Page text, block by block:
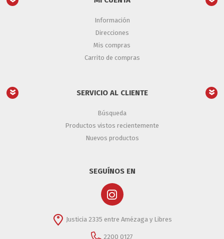
Información
Direcciones
Mis compras
Carrito de compras
SERVICIO AL CLIENTE
Búsqueda
Productos vistos recientemente
Nuevos productos
SEGUÍNOS EN
Justicia 2335 entre Amézaga y Libres
2200 0127